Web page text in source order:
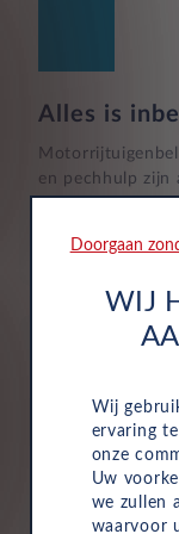
2 actieve rijbaan
Alles is
en pechhulp zijn
uw bedrijf te
Verzekering
Uw Leasys
verzekering. De
Doorgaan
WIJ
Wij
ervaring
onze
Uw
we zullen
waarvoor